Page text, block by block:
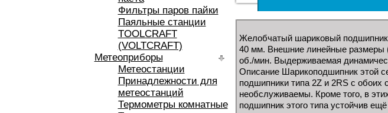
Фильтры паров пайки
Паяльные станции
TOOLCRAFT
(VOLTCRAFT)
Метеоприборы
Метеостанции
Принадлежности для
метеостанций
Термометры комнатные
Желобчатый шариковый подшипник
40 мм. Внешние линейные размеры
об./мин. Выдерживаемая
Описание Шарикоподшипник этой
подшипники типа 2Z и 2RS с обоих
необслуживаемы. Кроме того, в
подшипник этого типа устойчив